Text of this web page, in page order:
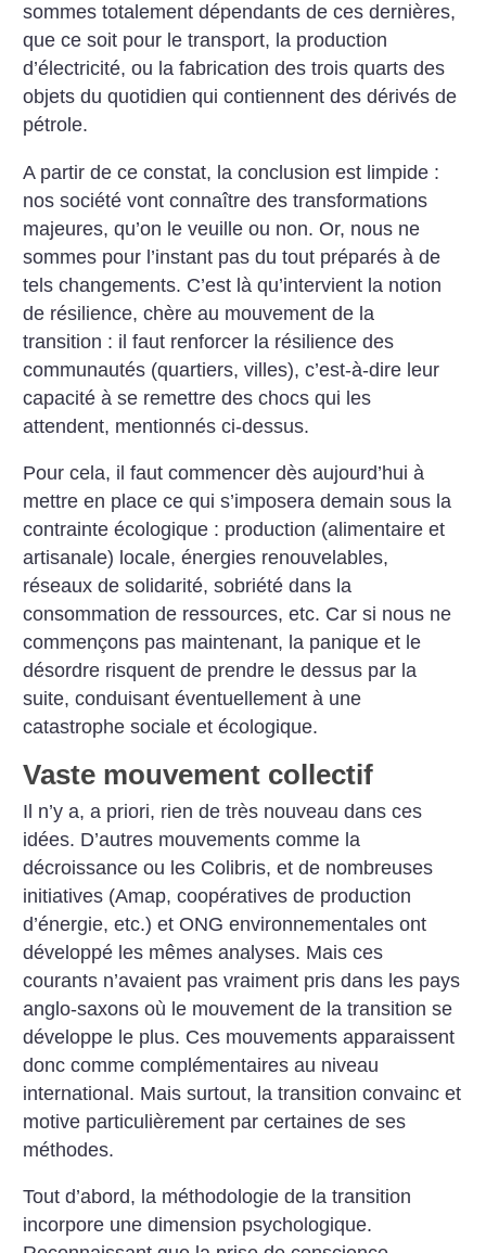
sommes totalement dépendants de ces dernières,
que ce soit pour le transport, la production
d’électricité, ou la fabrication des trois quarts des
objets du quotidien qui contiennent des dérivés de
pétrole.
A partir de ce constat, la conclusion est limpide :
nos société vont connaître des transformations
majeures, qu’on le veuille ou non. Or, nous ne
sommes pour l’instant pas du tout préparés à de
tels changements. C’est là qu’intervient la notion
de résilience, chère au mouvement de la
transition : il faut renforcer la résilience des
communautés (quartiers, villes), c’est-à-dire leur
capacité à se remettre des chocs qui les
attendent, mentionnés ci-dessus.
Pour cela, il faut commencer dès aujourd’hui à
mettre en place ce qui s’imposera demain sous la
contrainte écologique : production (alimentaire et
artisanale) locale, énergies renouvelables,
réseaux de solidarité, sobriété dans la
consommation de ressources, etc. Car si nous ne
commençons pas maintenant, la panique et le
désordre risquent de prendre le dessus par la
suite, conduisant éventuellement à une
catastrophe sociale et écologique.
Vaste mouvement collectif
Il n’y a, a priori, rien de très nouveau dans ces
idées. D’autres mouvements comme la
décroissance ou les Colibris, et de nombreuses
initiatives (Amap, coopératives de production
d’énergie, etc.) et ONG environnementales ont
développé les mêmes analyses. Mais ces
courants n’avaient pas vraiment pris dans les pays
anglo-saxons où le mouvement de la transition se
développe le plus. Ces mouvements apparaissent
donc comme complémentaires au niveau
international. Mais surtout, la transition convainc et
motive particulièrement par certaines de ses
méthodes.
Tout d’abord, la méthodologie de la transition
incorpore une dimension psychologique.